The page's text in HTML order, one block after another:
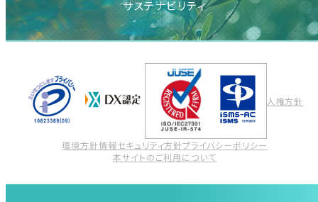
サステナビリティ
人権方針
環境方針情報セキュリティ方針プライバシーポリシー
本サイトのご利用について